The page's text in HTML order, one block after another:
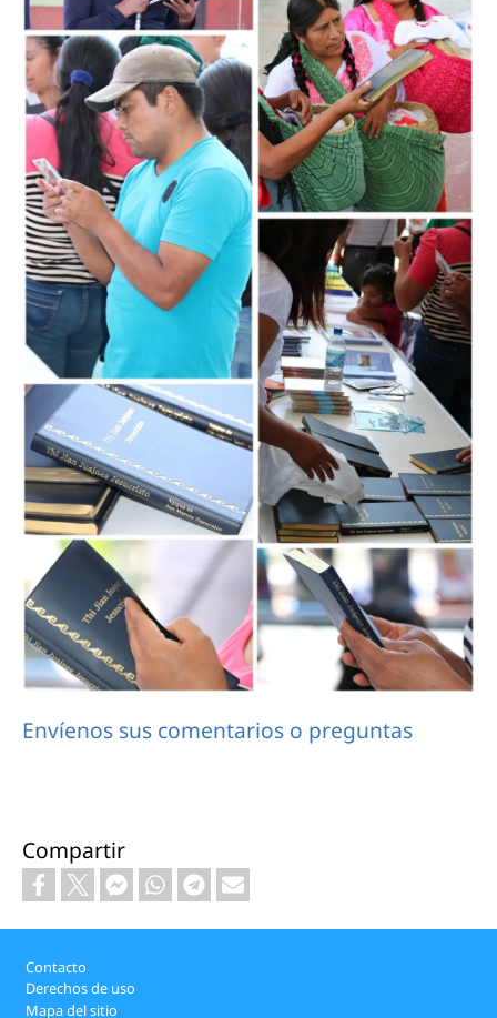
Envíenos sus comentarios o preguntas
Compartir
Footer
Contacto
Derechos de uso
Mapa del sitio